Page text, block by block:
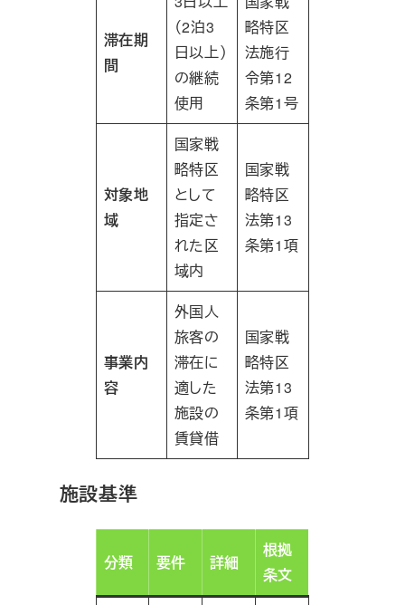
滞在期
間
（2泊3
日以上）
の継続
使用
略特区
法施行
令第12
条第1号
対象地
域
国家戦
略特区
として
指定さ
れた区
域内
国家戦
略特区
法第13
条第1項
事業内
容
外国人
旅客の
滞在に
適した
施設の
賃貸借
国家戦
略特区
法第13
条第1項
施設基準
分類 要件 詳細
根拠
条文